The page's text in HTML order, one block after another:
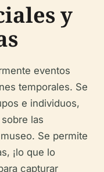
y
eventos
temporales. Se
e individuos,
las
Se permite
¡lo que lo
capturar